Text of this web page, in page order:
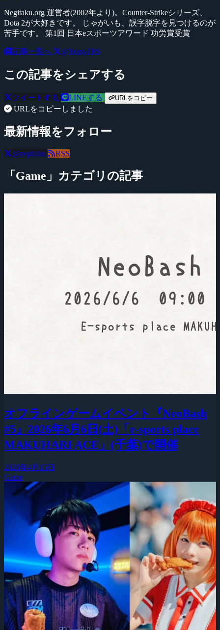
Negitaku.org 運営者(2002年より)。Counter-Strikeシリーズ、
Dota 2が大好きです。 じゃがいも、誤字脱字を見つけるのが
苦手です。 第1回 日本eスポーツアワード 功労賞受賞
記事一覧へ @YossyFPS
この記事をシェアする
ツイートする LINEする URLをコピー
URLをコピーしました
最新情報をフォロー
@negitaku RSS
「Game」カテゴリの記事
オフラインゲームイベント『NeoBash
#5』2026年6月6日(土)「e-sports place
MAKUHARI ACE」(千葉)で開催
2026年4月15日
Game